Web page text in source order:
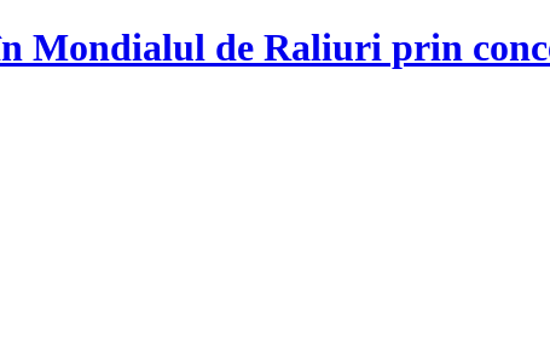
Mondialul de Raliuri prin